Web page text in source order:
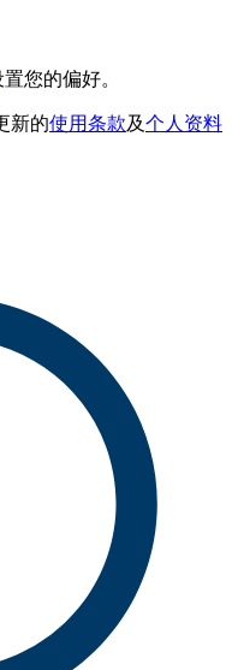
置您的偏好。
新的使用条款及个人资料